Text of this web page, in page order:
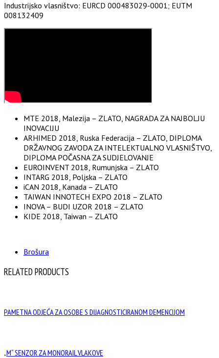
Industrijsko vlasništvo: EURCD 000483029-0001; EUTM
008132409
MTE 2018, Malezija – ZLATO, NAGRADA ZA NAJBOLJU
INOVACIJU
ARHIMED 2018, Ruska Federacija – ZLATO, DIPLOMA
DRŽAVNOG ZAVODA ZA INTELEKTUALNO VLASNIŠTVO,
DIPLOMA POČASNA ZA SUDJELOVANJE
EUROINVENT 2018, Rumunjska – ZLATO
INTARG 2018, Poljska – ZLATO
iCAN 2018, Kanada – ZLATO
TAIWAN INNOTECH EXPO 2018 – ZLATO
INOVA – BUDI UZOR 2018 – ZLATO
KIDE 2018, Taiwan – ZLATO
Brošura
RELATED PRODUCTS
PAMETNA ODJEĆA ZA OSOBE S DIJAGNOSTICIRANOM DEMENCIJOM
„M“ SENZOR ZA MONORAIL VLAKOVE